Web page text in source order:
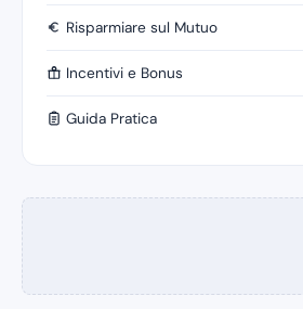
Risparmiare sul Mutuo
Incentivi e Bonus
Guida Pratica